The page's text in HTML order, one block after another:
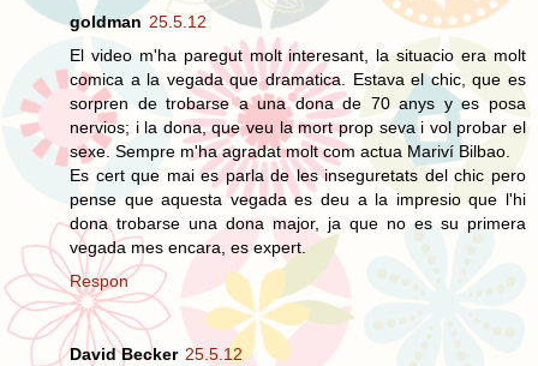
goldman 25.5.12
El video m'ha paregut molt interesant, la situacio era molt
comica a la vegada que dramatica. Estava el chic, que es
sorpren de trobarse a una dona de 70 anys y es posa
nervios; i la dona, que veu la mort prop seva i vol probar el
sexe. Sempre m'ha agradat molt com actua Mariví Bilbao.
Es cert que mai es parla de les inseguretats del chic pero
pense que aquesta vegada es deu a la impresio que l'hi
dona trobarse una dona major, ja que no es su primera
vegada mes encara, es expert.
Respon
David Becker 25.5.12